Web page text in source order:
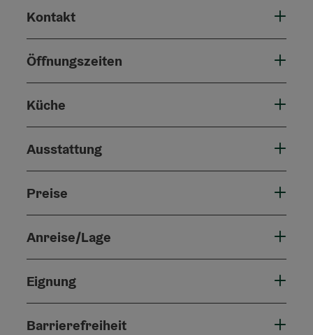
Kontakt
Öffnungszeiten
Küche
Ausstattung
Preise
Anreise/Lage
Eignung
Barrierefreiheit